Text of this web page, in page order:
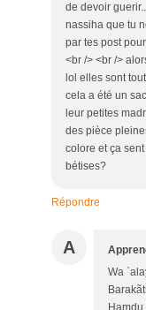
de devoir
nassiha que tu
par tes post
<br /> <br />
lol elles sont
cela a été un
leur petites
des pièce
colore et ça
bétises?
Répondre
A
Wa